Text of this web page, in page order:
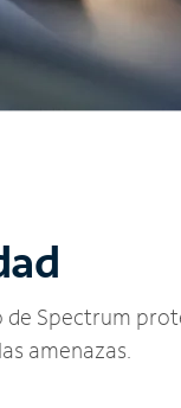
de Spectrum
amenazas.